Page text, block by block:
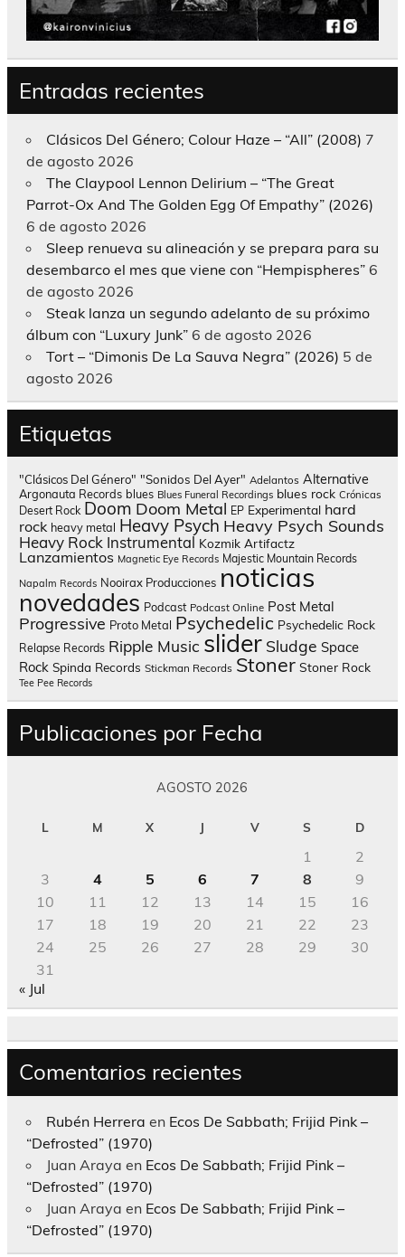
Entradas recientes
Clásicos Del Género; Colour Haze – “All” (2008) 7
de agosto 2026
The Claypool Lennon Delirium – “The Great
Parrot-Ox And The Golden Egg Of Empathy” (2026)
6 de agosto 2026
Sleep renueva su alineación y se prepara para su
desembarco el mes que viene con “Hempispheres” 6
de agosto 2026
Steak lanza un segundo adelanto de su próximo
álbum con “Luxury Junk” 6 de agosto 2026
Tort – “Dimonis De La Sauva Negra” (2026) 5 de
agosto 2026
Etiquetas
"Clásicos Del Género" "Sonidos Del Ayer" Adelantos Alternative
Argonauta Records blues Blues Funeral Recordings blues rock Crónicas
Desert Rock Doom Doom Metal EP Experimental hard
rock heavy metal Heavy Psych Heavy Psych Sounds
Heavy Rock Instrumental Kozmik Artifactz
Lanzamientos Magnetic Eye Records Majestic Mountain Records
Napalm Records Nooirax Producciones noticias
novedades Podcast Podcast Online Post Metal
Progressive Proto Metal Psychedelic Psychedelic Rock
Relapse Records Ripple Music slider Sludge Space
Rock Spinda Records Stickman Records Stoner Stoner Rock
Tee Pee Records
Publicaciones por Fecha
AGOSTO 2026
L M X J V S D
1
2
3
4 5 6 7 8
9
10
11 12 13 14 15
16
17
18 19 20 21 22
23
24
25 26 27 28 29
30
31
« Jul
Comentarios recientes
Rubén Herrera en Ecos De Sabbath; Frijid Pink –
“Defrosted” (1970)
Juan Araya en Ecos De Sabbath; Frijid Pink –
“Defrosted” (1970)
Juan Araya en Ecos De Sabbath; Frijid Pink –
“Defrosted” (1970)